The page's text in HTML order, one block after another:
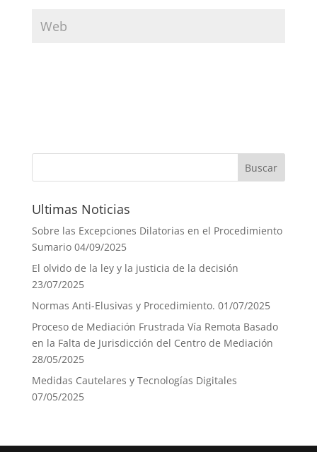
Ultimas Noticias
Sobre las Excepciones Dilatorias en el Procedimiento
Sumario 04/09/2025
El olvido de la ley y la justicia de la decisión
23/07/2025
Normas Anti-Elusivas y Procedimiento. 01/07/2025
Proceso de Mediación Frustrada Vía Remota Basado
en la Falta de Jurisdicción del Centro de Mediación
28/05/2025
Medidas Cautelares y Tecnologías Digitales
07/05/2025